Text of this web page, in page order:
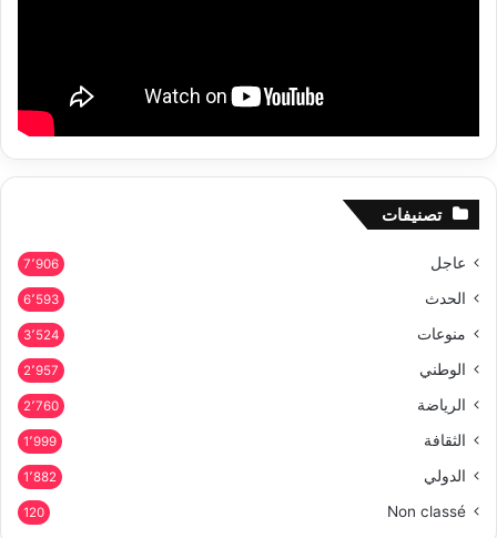
تصنيفات
عاجل 7٬906
الحدث 6٬593
منوعات 3٬524
الوطني 2٬957
الرياضة 2٬760
الثقافة 1٬999
الدولي 1٬882
Non classé
120